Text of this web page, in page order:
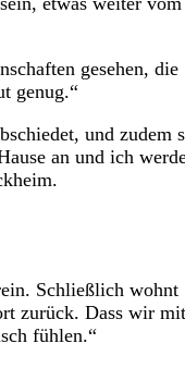
gesehen, die
genug.“
und zudem
an und ich
Schließlich wohnt
zurück. Dass wir
fühlen.“